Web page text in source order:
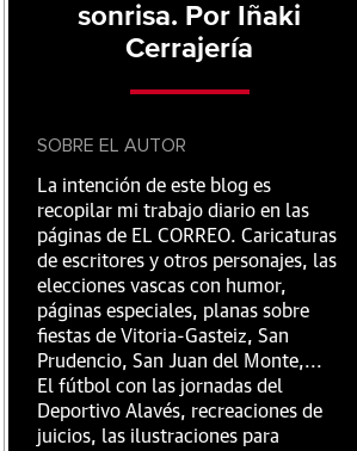
sonrisa. Por Iñaki
Cerrajería
SOBRE EL AUTOR
La intención de este blog es
recopilar mi trabajo diario en las
páginas de EL CORREO. Caricaturas
de escritores y otros personajes, las
elecciones vascas con humor,
páginas especiales, planas sobre
fiestas de Vitoria-Gasteiz, San
Prudencio, San Juan del Monte,...
El fútbol con las jornadas del
Deportivo Alavés, recreaciones de
juicios, las ilustraciones para